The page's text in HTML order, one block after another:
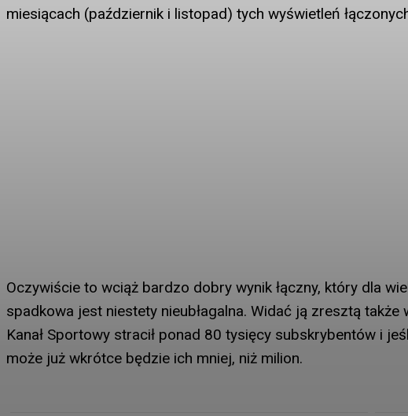
miesiącach (październik i listopad) tych wyświetleń
Oczywiście to wciąż bardzo dobry wynik łączny, który dla
spadkowa jest niestety nieubłagalna. Widać ją zresztą
Kanał Sportowy stracił ponad 80 tysięcy subskrybentów i
może już wkrótce będzie ich mniej, niż milion.